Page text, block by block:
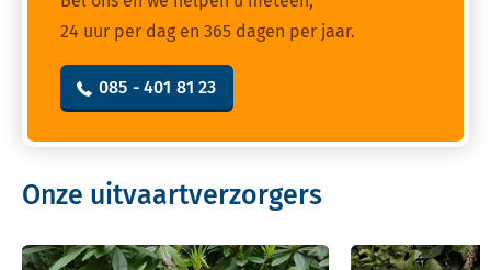
24 uur per dag en 365 dagen per jaar.
085 - 401 81 23
Onze uitvaartverzorgers